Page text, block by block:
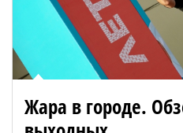
Жара в городе.